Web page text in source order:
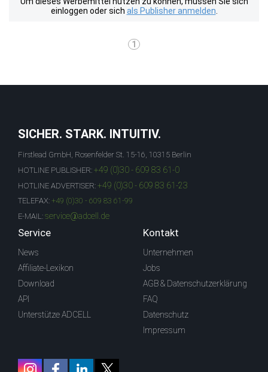
einloggen oder sich als Publisher anmelden
1
SICHER. STARK. INTUITIV.
Firstlead GmbH, Rosenfelder St. 15-16, 10315 Berlin
HOTLINE PUBLISHER: +49 (0)30 - 609 83 61-0
HOTLINE ADVERTISER: +49 (0)30 - 609 83 61-23
TELEFAX: +49 (0)30 - 609 83 61-99
E-MAIL: service@adcell.de
Service
News
Affiliate-Lexikon
Download
API
Unterstütze ADCELL
Kontakt
Unternehmen
Jobs
AGB & Datenschutzerklärung
FAQ
Datenschutz
Impressum